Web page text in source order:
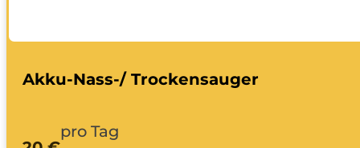
Akku-Nass-/ Trockensauger
pro Tag